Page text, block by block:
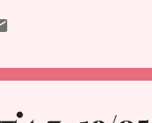
என்றார். அந்த
அதனால் ஒரு தேதி
பெரிதும்